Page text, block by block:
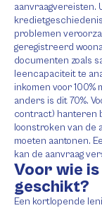
aanvraagvereisten.
problemen
geregistreerd
documenten zoals
leencapaciteit te
inkomen voor
anders is dit 70%.
contract) hanteren
loonstroken van de
moeten aantonen.
kan de aanvraag
Voor wie
geschikt?
Een kortlopende